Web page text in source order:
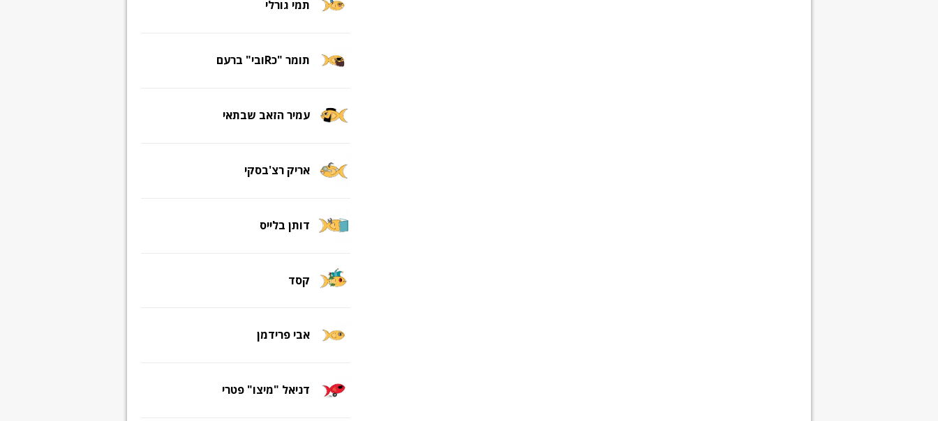
תמי גורלי
תומר "כRובי" ברעם
עמיר הזאב שבתאי
אריק רצ'בסקי
דותן בלייס
קסד
אבי פרידמן
דניאל "מיצו" פטרי